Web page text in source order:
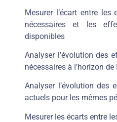
Mesurer l’écart entre
nécessaires et les
disponibles
Analyser l’évolution des
nécessaires à l’horizon de
Analyser l’évolution des
actuels pour les mêmes
Mesurer les écarts entre